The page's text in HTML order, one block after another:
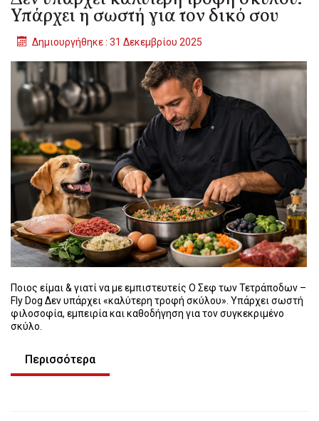
Υπάρχει η σωστή για τον δικό σου
Δημιουργήθηκε : 31 Δεκεμβρίου 2025
Ποιος είμαι & γιατί να με εμπιστευτείς Ο Σεφ των Τετράποδων –
Fly Dog Δεν υπάρχει «καλύτερη τροφή σκύλου». Υπάρχει σωστή
φιλοσοφία, εμπειρία και καθοδήγηση για τον συγκεκριμένο
σκύλο.
Περισσότερα